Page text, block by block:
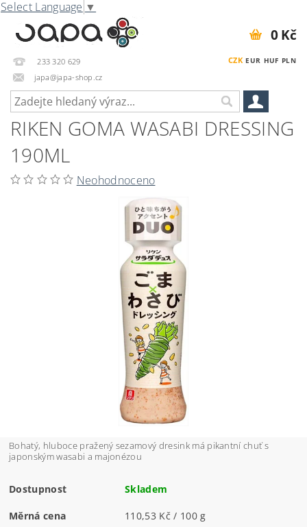
Select Language ▼
233 320 629
japa@japa-shop.cz
CZK EUR HUF PLN
0 Kč
RIKEN GOMA WASABI DRESSING
190ML
Neohodnoceno
Bohatý, hluboce pražený sezamový dresink má pikantní chuť s
japonským wasabi a majonézou
Dostupnost Skladem
Měrná cena 110,53 Kč / 100 g